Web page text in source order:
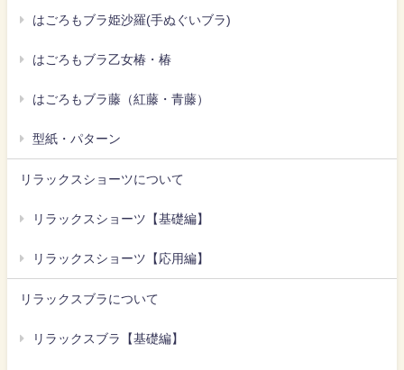
はごろもブラ姫沙羅(手ぬぐいブラ)
はごろもブラ乙女椿・椿
はごろもブラ藤（紅藤・青藤）
型紙・パターン
リラックスショーツについて
リラックスショーツ【基礎編】
リラックスショーツ【応用編】
リラックスブラについて
リラックスブラ【基礎編】